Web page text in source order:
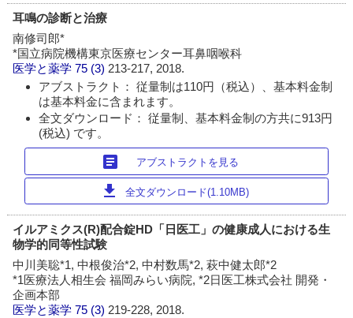
耳鳴の診断と治療
南修司郎*
*国立病院機構東京医療センター耳鼻咽喉科
医学と薬学 75 (3) 213-217, 2018.
アブストラクト： 従量制は110円（税込）、基本料金制
は基本料金に含まれます。
全文ダウンロード： 従量制、基本料金制の方共に913円
(税込) です。
article アブストラクトを見る
download 全文ダウンロード(1.10MB)
イルアミクス(R)配合錠HD「日医工」の健康成人における生
物学的同等性試験
中川美聡*1, 中根俊治*2, 中村数馬*2, 萩中健太郎*2
*1医療法人相生会 福岡みらい病院, *2日医工株式会社 開発・
企画本部
医学と薬学 75 (3) 219-228, 2018.